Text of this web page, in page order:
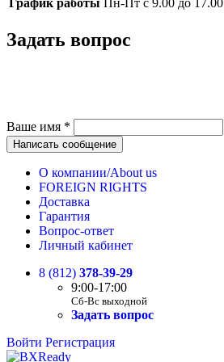
Задать вопрос
Ваше имя *
Написать сообщение
О компании/About us
FOREIGN RIGHTS
Доставка
Гарантия
Вопрос-ответ
Личный кабинет
8 (812) 378-39-29
9:00-17:00
Сб-Вс выходной
Задать вопрос
Войти Регистрация